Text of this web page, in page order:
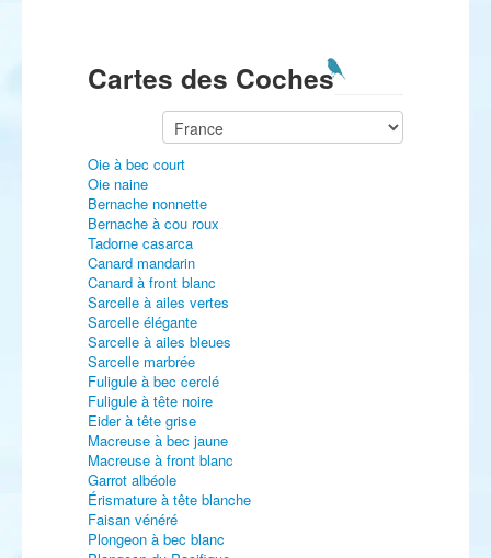
Cartes des Coches
Oie à bec court
Oie naine
Bernache nonnette
Bernache à cou roux
Tadorne casarca
Canard mandarin
Canard à front blanc
Sarcelle à ailes vertes
Sarcelle élégante
Sarcelle à ailes bleues
Sarcelle marbrée
Fuligule à bec cerclé
Fuligule à tête noire
Eider à tête grise
Macreuse à bec jaune
Macreuse à front blanc
Garrot albéole
Érismature à tête blanche
Faisan vénéré
Plongeon à bec blanc